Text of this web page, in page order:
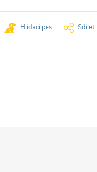
Hlídací pes Sdílet